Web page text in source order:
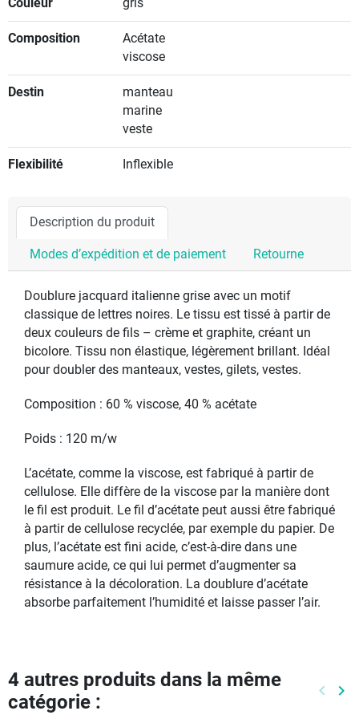
Couleur gris
Composition
Acétate
viscose
Destin
manteau
marine
veste
Flexibilité Inflexible
Description du produit
Modes d’expédition et de paiement Retourne
Doublure jacquard italienne grise avec un motif
classique de lettres noires. Le tissu est tissé à partir de
deux couleurs de fils – crème et graphite, créant un
bicolore. Tissu non élastique, légèrement brillant. Idéal
pour doubler des manteaux, vestes, gilets, vestes.
Composition : 60 % viscose, 40 % acétate
Poids : 120 m/w
L’acétate, comme la viscose, est fabriqué à partir de
cellulose. Elle diffère de la viscose par la manière dont
le fil est produit. Le fil d’acétate peut aussi être fabriqué
à partir de cellulose recyclée, par exemple du papier. De
plus, l’acétate est fini acide, c’est-à-dire dans une
saumure acide, ce qui lui permet d’augmenter sa
résistance à la décoloration. La doublure d’acétate
absorbe parfaitement l’humidité et laisse passer l’air.
4 autres produits dans la même
catégorie :
keyboard_arrow_left keyboard_arrow_right